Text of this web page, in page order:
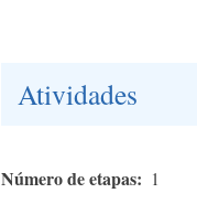
Atividades
Número de etapas 1